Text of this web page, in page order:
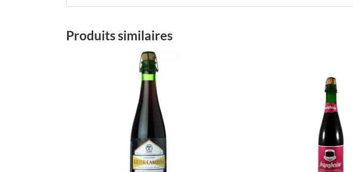
Produits similaires